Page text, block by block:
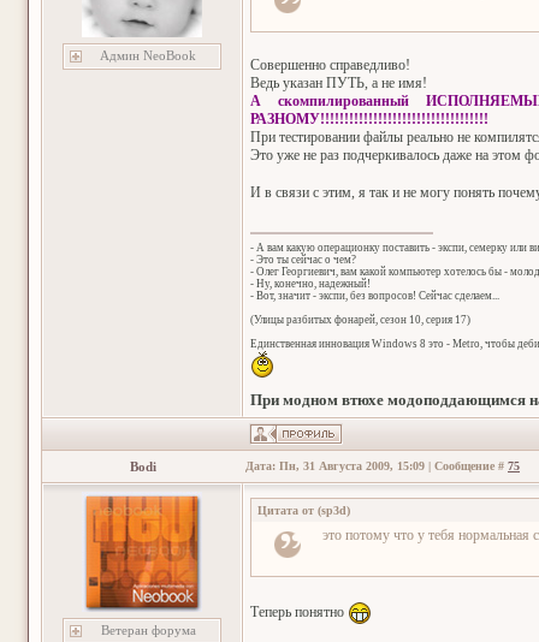
Админ NeoBook
Совершенно справедливо!
Ведь указан ПУТЬ, а не имя!
А скомпилированный
РАЗНОМУ!!!!!!!!!!!!!!!!!!!!!!!!!!!!!!!!!!!
При тестировании файлы реально не
Это уже не раз подчеркивалось даже на этом
И в связи с этим, я так и не могу понять
- А вам какую операционку поставить - экспи, семерку или
- Это ты сейчас о чем?
- Олег Георгиевич, вам какой компьютер хотелось бы -
- Ну, конечно, надежный!
- Вот, значит - экспи, без вопросов! Сейчас сделаем...
(Улицы разбитых фонарей, сезон 10, серия 17)
Единственная инновация Windows 8 это - Metro, чтобы
При модном втюхе модоподдающимся
Bodi Дата: Пн, 31 Августа 2009, 15:09 | Сообщение # 75
Ветеран форума
Цитата от (sp3d)
это потому что у тебя нормальная
Теперь понятно